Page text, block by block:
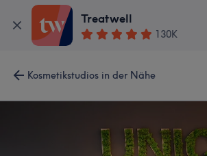
Treatwell
130K
Kosmetikstudios in der Nähe